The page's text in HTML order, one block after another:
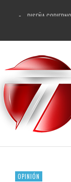
DISEÑA
REFRENDAN
FORTALECE
GOBIERNO DE
CUARTA FERIA
RECONOCE
EGRESA
SON MUJERES
OPINIÓN